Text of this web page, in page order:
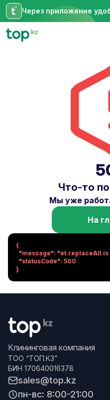
Через приложение
Что-то
Мы уже
На
{
}
Клининговая компания
ТОО “ТОП.КЗ”
БИН 170640016378
sales@top.kz
пн-вс: 8:00-21:00